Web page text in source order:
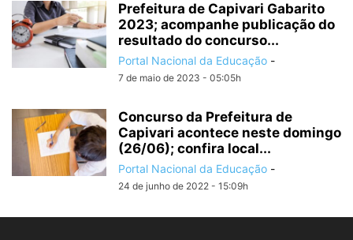
Prefeitura de Capivari Gabarito
2023; acompanhe publicação do
resultado do concurso...
Portal Nacional da Educação -
7 de maio de 2023 - 05:05h
Concurso da Prefeitura de
Capivari acontece neste domingo
(26/06); confira local...
Portal Nacional da Educação -
24 de junho de 2022 - 15:09h